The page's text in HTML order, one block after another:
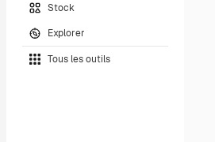
Stock
Explorer
Tous les outils